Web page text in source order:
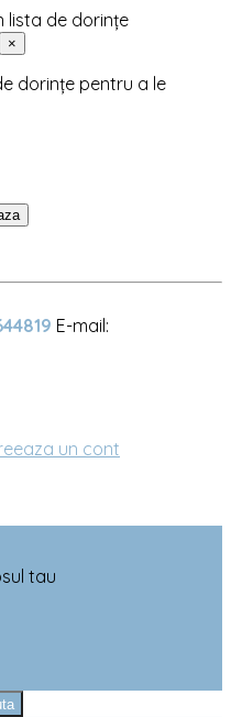
lista de dorințe
×
dorințe pentru a le
E-mail:
un cont
tau